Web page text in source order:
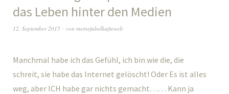
das Leben hinter den Medien
12. September 2015 von meinefabelhaftewelt
Manchmal habe ich das Gefühl, ich bin wie die, die
schreit, sie habe das Internet gelöscht! Oder Es ist alles
weg, aber ICH habe gar nichts gemacht…… Kann ja